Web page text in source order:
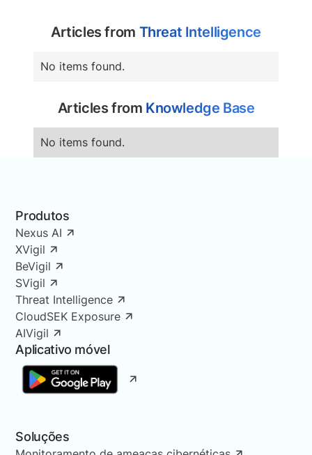
Articles from Threat Intelligence
No items found.
Articles from Knowledge Base
No items found.
Produtos
Nexus AI
XVigil
BeVigil
SVigil
Threat Intelligence
CloudSEK Exposure
AIVigil
Aplicativo móvel
Soluções